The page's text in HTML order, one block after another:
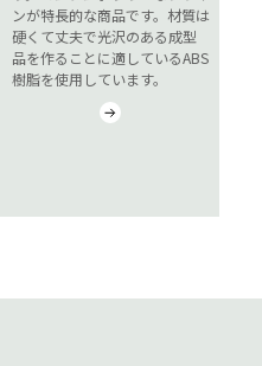
ンが特長的な商品です。材質は
硬くて丈夫で光沢のある成型
品を作ることに適しているABS
樹脂を使用しています。